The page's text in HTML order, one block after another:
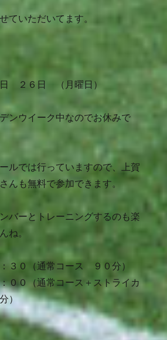
ていただいてます。
２６日 （月曜日）
ンウイーク中なのでお休みで
ルでは行っていますので、上賀
んも無料で参加できます。
バーとトレーニングするのも楽
ね。
３０（通常コース ９０分）
００（通常コース＋ストライカ
）